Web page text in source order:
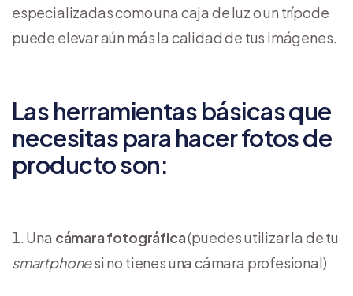
especializadas como una caja de luz o un trípode
puede elevar aún más la calidad de tus imágenes.
Las herramientas básicas que
necesitas para hacer fotos de
producto son:
Una cámara fotográfica(puedes utilizar la de tu
smartphonesi no tienes una cámara profesional)